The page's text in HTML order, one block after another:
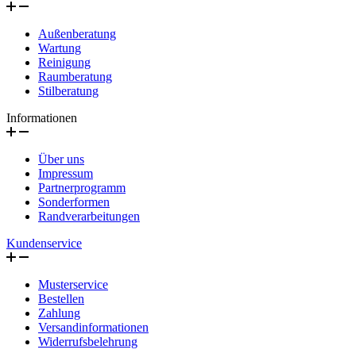
Außenberatung
Wartung
Reinigung
Raumberatung
Stilberatung
Informationen
Über uns
Impressum
Partnerprogramm
Sonderformen
Randverarbeitungen
Kundenservice
Musterservice
Bestellen
Zahlung
Versandinformationen
Widerrufsbelehrung